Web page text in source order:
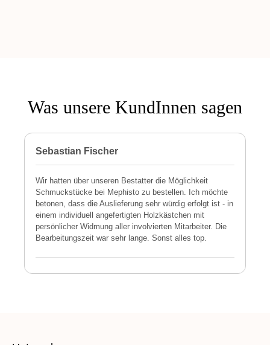
Was unsere KundInnen sagen
Sebastian Fischer
Wir hatten über unseren Bestatter die Möglichkeit
Schmuckstücke bei Mephisto zu bestellen. Ich möchte
betonen, dass die Auslieferung sehr würdig erfolgt ist - in
einem individuell angefertigten Holzkästchen mit
persönlicher Widmung aller involvierten Mitarbeiter. Die
Bearbeitungszeit war sehr lange. Sonst alles top.